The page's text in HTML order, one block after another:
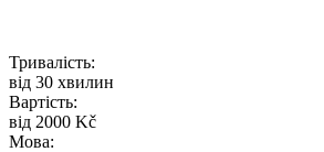
Тривалість:
від 30 хвилин
Вартість:
від 2000 Kč
Мова: